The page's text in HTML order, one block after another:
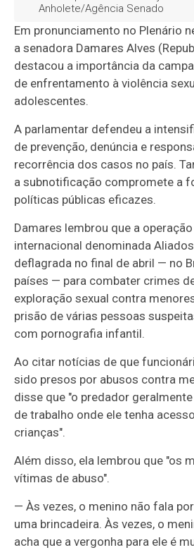
Anholete/Agência Senado
Em pronunciamento no Plenário
a senadora Damares Alves
destacou a importância da
de enfrentamento à violência
adolescentes.
A parlamentar defendeu a
de prevenção, denúncia e
recorrência dos casos no país.
a subnotificação compromete a
políticas públicas eficazes.
Damares lembrou que a
internacional denominada
deflagrada no final de abril — no
países — para combater crimes
exploração sexual contra
prisão de várias pessoas
com pornografia infantil.
Ao citar notícias de que
sido presos por abusos contra
disse que "o predador
de trabalho onde ele tenha
crianças".
Além disso, ela lembrou que "os
vítimas de abuso".
— Às vezes, o menino não fala
uma brincadeira. Às vezes, o
acha que a vergonha para ele é